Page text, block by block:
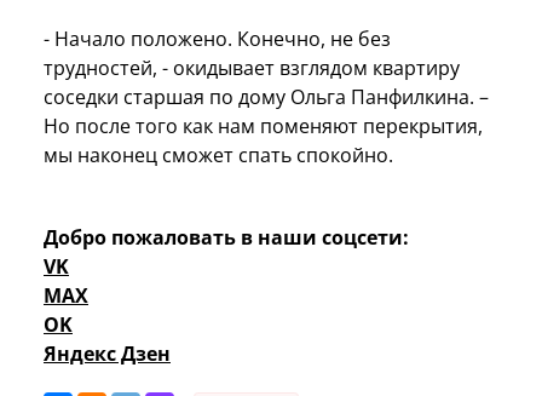
- Начало положено. Конечно, не без
трудностей, - окидывает взглядом квартиру
соседки старшая по дому Ольга Панфилкина. –
Но после того как нам поменяют перекрытия,
мы наконец сможет спать спокойно.
Добро пожаловать в наши соцсети:
VK
MAX
OK
Яндекс Дзен